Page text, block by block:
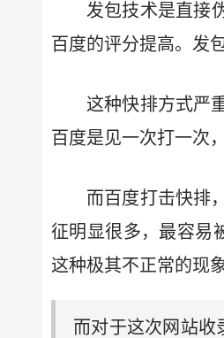
发包技术是直接
百度的评分提高。发
这种快排方式严
百度是见一次打一次
而百度打击快排
征明显很多，最容易
这种极其不正常的现
而对于这次网站收